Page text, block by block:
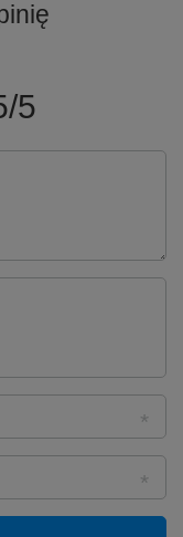
5